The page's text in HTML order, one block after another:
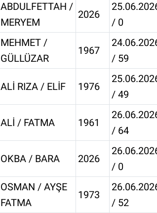
ABDULFETTAH /
MERYEM
2026
/ 0
MEHMET /
GÜLLÜZAR
1967
/ 59
ALİ RIZA / ELİF 1976
/ 49
ALİ / FATMA 1961
/ 64
OKBA / BARA 2026
/ 0
OSMAN / AYŞE
FATMA
1973
/ 52